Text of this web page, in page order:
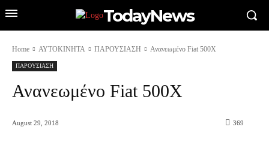
TodayNews
Home ΑΥΤΟΚΙΝΗΤΑ ΠΑΡΟΥΣΙΑΣΗ Ανανεωμένο Fiat 500X
ΠΑΡΟΥΣΙΑΣΗ
Ανανεωμένο Fiat 500X
August 29, 2018 369